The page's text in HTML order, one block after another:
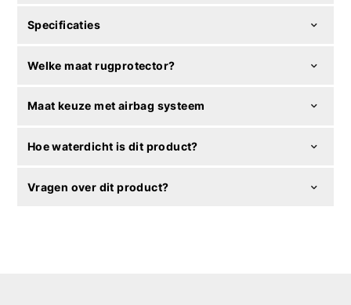
Specificaties
Welke maat rugprotector?
Maat keuze met airbag systeem
Hoe waterdicht is dit product?
Vragen over dit product?